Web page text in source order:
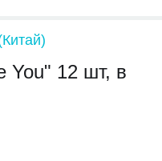
You" 12 шт, в